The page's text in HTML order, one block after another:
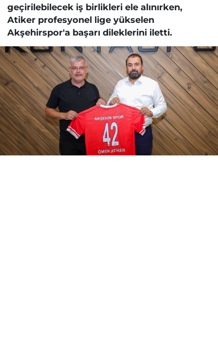
geçirilebilecek iş birlikleri ele alınırken,
Atiker profesyonel lige yükselen
Akşehirspor'a başarı dileklerini iletti.